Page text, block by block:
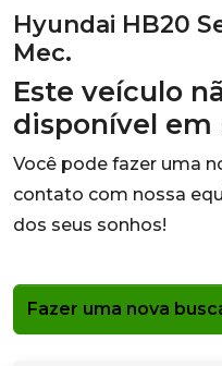
Hyundai HB20
Mec.
Este veículo
disponível em
Você pode fazer uma
contato com nossa
dos seus sonhos!
Fazer uma nova